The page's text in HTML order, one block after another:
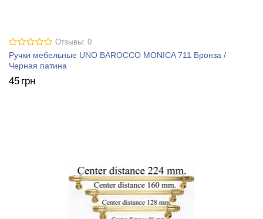
Отзывы: 0
Ручки мебельные UNO BAROCCO MONICA 711 Бронза /
Черная патина
45 грн